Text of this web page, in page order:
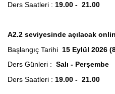
Ders Saatleri : 19.00 - 21.00
A2.2 seviyesinde açılacak
Başlangıç Tarihi 15 Eylül 2026
Ders Günleri : Salı - Perşembe
Ders Saatleri : 19.00 - 21.00